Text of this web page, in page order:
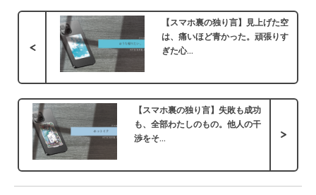
<
【スマホ裏の独り言】見上げた空
は、痛いほど青かった。頑張りす
ぎた心...
【スマホ裏の独り言】失敗も成功
も、全部わたしのもの。他人の干
渉をそ...
>